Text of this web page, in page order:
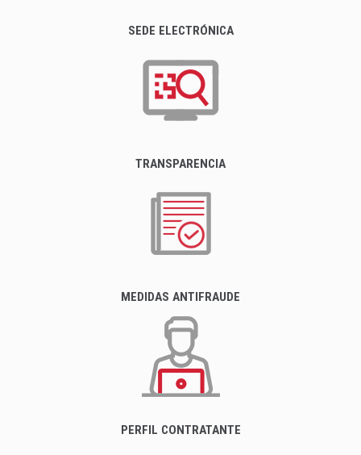
SEDE ELECTRÓNICA
TRANSPARENCIA
MEDIDAS ANTIFRAUDE
PERFIL CONTRATANTE